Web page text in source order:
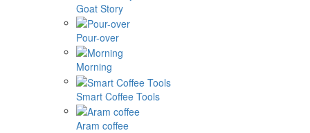
Goat Story
Pour-over
Morning
Smart Coffee Tools
Aram coffee